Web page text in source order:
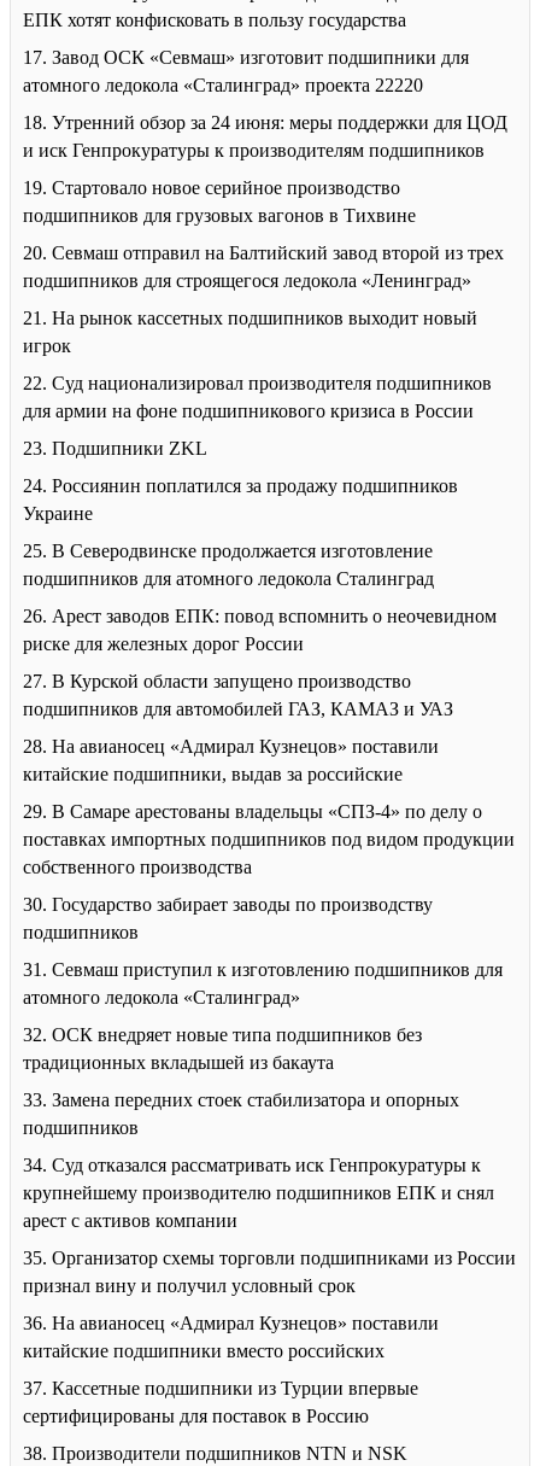
ЕПК хотят конфисковать в пользу государства
17. Завод ОСК «Севмаш» изготовит подшипники для
атомного ледокола «Сталинград» проекта 22220
18. Утренний обзор за 24 июня: меры поддержки для ЦОД
и иск Генпрокуратуры к производителям подшипников
19. Стартовало новое серийное производство
подшипников для грузовых вагонов в Тихвине
20. Севмаш отправил на Балтийский завод второй из трех
подшипников для строящегося ледокола «Ленинград»
21. На рынок кассетных подшипников выходит новый
игрок
22. Суд национализировал производителя подшипников
для армии на фоне подшипникового кризиса в России
23. Подшипники ZKL
24. Россиянин поплатился за продажу подшипников
Украине
25. В Северодвинске продолжается изготовление
подшипников для атомного ледокола Сталинград
26. Арест заводов ЕПК: повод вспомнить о неочевидном
риске для железных дорог России
27. В Курской области запущено производство
подшипников для автомобилей ГАЗ, КАМАЗ и УАЗ
28. На авианосец «Адмирал Кузнецов» поставили
китайские подшипники, выдав за российские
29. В Самаре арестованы владельцы «СПЗ-4» по делу о
поставках импортных подшипников под видом продукции
собственного производства
30. Государство забирает заводы по производству
подшипников
31. Севмаш приступил к изготовлению подшипников для
атомного ледокола «Сталинград»
32. ОСК внедряет новые типа подшипников без
традиционных вкладышей из бакаута
33. Замена передних стоек стабилизатора и опорных
подшипников
34. Суд отказался рассматривать иск Генпрокуратуры к
крупнейшему производителю подшипников ЕПК и снял
арест с активов компании
35. Организатор схемы торговли подшипниками из России
признал вину и получил условный срок
36. На авианосец «Адмирал Кузнецов» поставили
китайские подшипники вместо российских
37. Кассетные подшипники из Турции впервые
сертифицированы для поставок в Россию
38. Производители подшипников NTN и NSK